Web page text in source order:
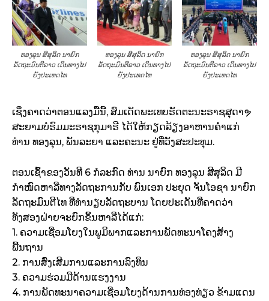
ທອງລຸນ ສີສຸລິດ ນາຍົກ
ລັດຖະມົນຕີລາວ ເດິນທາງໄປ
ຍັງປະເທດໄທ
ທອງລຸນ ສີສຸລິດ ນາຍົກ
ລັດຖະມົນຕີລາວ ເດິນທາງໄປ
ຍັງປະເທດໄທ
ທອງລຸນ ສີສຸລິດ ນາຍົກ
ລັດຖະມົນຕີລາວ ເດິນທາງໄປ
ຍັງປະເທດໄທ
ເຊິ່ງຄາດວ່າຕອນແລງມື້ນີ້, ສົມເດັດພະເທບຣັດຕະນະຣາຊສຸດາຯ
ສະຍາມບໍຣົມມະຣາຊກຸມາຣີ ໄດ້ໃຫ້ກຽດລ້ຽງອາຫານຄ່ຳແກ່
ທ່ານ ທອງລຸນ, ພັນລະຍາ ແລະຄະນະ ຢູ່ທີ່ວັງສະປະທຸມ.
ຕອນເຊົ້າຂອງວັນທີ 6 ກໍລະກົດ ທ່ານ ນາຍົກ ທອງລຸນ ສີສຸລິດ ມີ
ກຳໜົດຫາລືທາງລັດຖະການກັບ ພົນເອກ ປະຍຸດ ຈັນໂອຊາ ນາຍົກ
ລັດຖະມົນຕີໄທ ທີ່ທຳນຽບລັດຖະບານ ໂດຍປະເດັນທີ່ຄາດວ່າ
ທັງສອງຝ່າຍຈະຍົກຂຶ້ນຫາລືໄດ້ແກ່:
1. ຄວາມເຊື່ອມໂຍງໃນພູມິພາກແລະການພັດທະນາໂຄງສ້າງ
ພື້ນຖານ
2. ການສົ່ງເສີມການແລະການລົງທຶນ
3. ຄວາມຮ່ວມມືດ້ານແຮງງານ
4. ການພັດທະນາຄວາມເຊື່ອມໂຍງດ້ານການທ່ອງທ່ຽວ ຂ້າມແດນ